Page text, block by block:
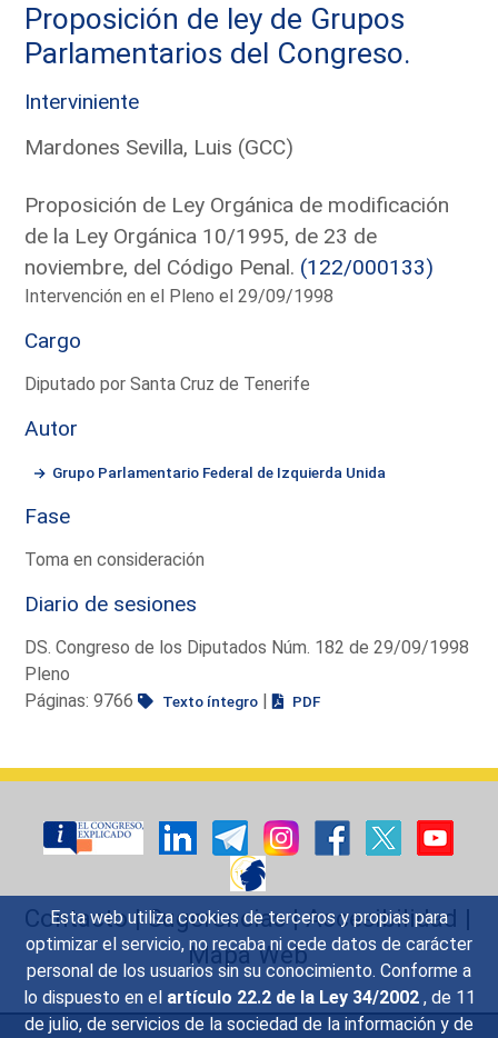
Esta web utiliza cookies de terceros y propias para
optimizar el servicio, no recaba ni cede datos de carácter
personal de los usuarios sin su conocimiento. Conforme a
lo dispuesto en el artículo 22.2 de la Ley 34/2002 , de 11
de julio, de servicios de la sociedad de la información y de
Proposición de ley de Grupos
Parlamentarios del Congreso.
Interviniente
Mardones Sevilla, Luis (GCC)
Proposición de Ley Orgánica de modificación
de la Ley Orgánica 10/1995, de 23 de
noviembre, del Código Penal. (122/000133)
Intervención en el Pleno el 29/09/1998
Cargo
Diputado por Santa Cruz de Tenerife
Autor
Grupo Parlamentario Federal de Izquierda Unida
Fase
Toma en consideración
Diario de sesiones
DS. Congreso de los Diputados Núm. 182 de 29/09/1998
Pleno
Páginas: 9766
Texto íntegro | PDF
Contacto|Sugerencias|Accesibilidad |
Mapa Web